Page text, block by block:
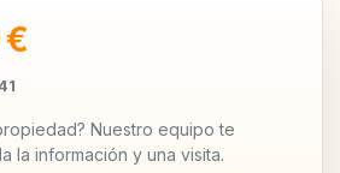
€
Nuestro equipo te
la información y una visita.